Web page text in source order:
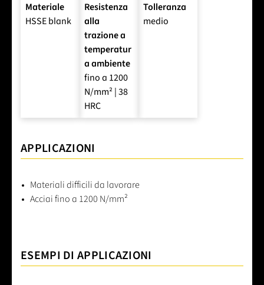
Materiale
HSSE blank
Resistenza
alla
trazione a
temperatur
a ambiente
fino a 1200
N/mm² | 38
HRC
Tolleranza
medio
APPLICAZIONI
Materiali difficili da lavorare
Acciai fino a 1200 N/mm²
ESEMPI DI APPLICAZIONI